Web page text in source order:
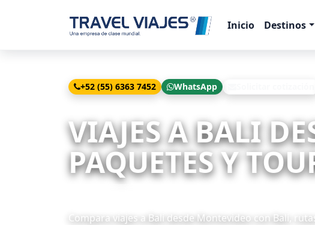
Inicio Destinos
+52 (55) 6363 7452 WhatsApp
VIAJES A BALI
PAQUETES Y
Compara viajes a Bali desde Montevideo con Bali,